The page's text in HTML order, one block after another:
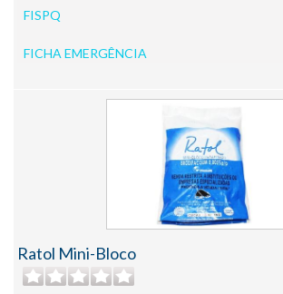
FISPQ
FICHA EMERGÊNCIA
Ratol Mini-Bloco